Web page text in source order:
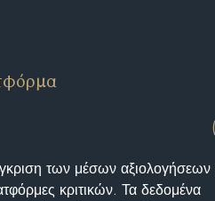
των μέσων αξιολογήσεων
κριτικών. Τα δεδομένα